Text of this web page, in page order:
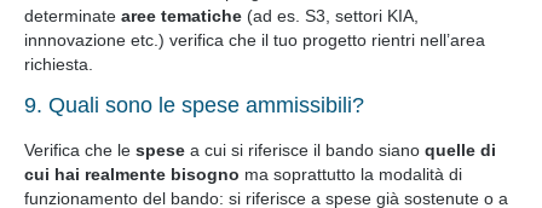
determinate aree tematiche (ad es. S3, settori KIA,
innnovazione etc.) verifica che il tuo progetto rientri nell’area
richiesta.
9. Quali sono le spese ammissibili?
Verifica che le spese a cui si riferisce il bando siano quelle di
cui hai realmente bisogno ma soprattutto la modalità di
funzionamento del bando: si riferisce a spese già sostenute o a